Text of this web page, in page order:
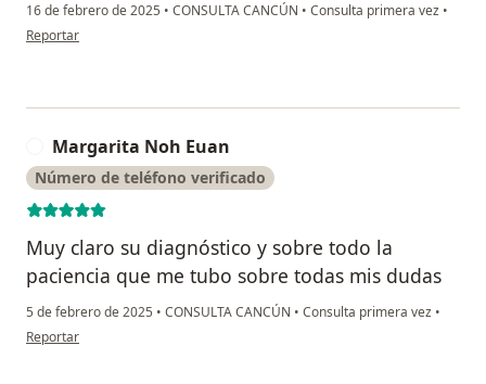
16 de febrero de 2025 • CONSULTA CANCÚN • Consulta primera vez •
en opinión del usuario Aura
Reportar
Margarita Noh Euan
Número de teléfono verificado
Muy claro su diagnóstico y sobre todo la
paciencia que me tubo sobre todas mis dudas
5 de febrero de 2025 • CONSULTA CANCÚN • Consulta primera vez •
en opinión del usuario Margarita Noh Euan
Reportar